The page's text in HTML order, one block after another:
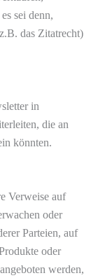
sei denn,
das Zitatrecht)
in
die an
könnten.
Verweise auf
oder
Parteien, auf
oder
werden,